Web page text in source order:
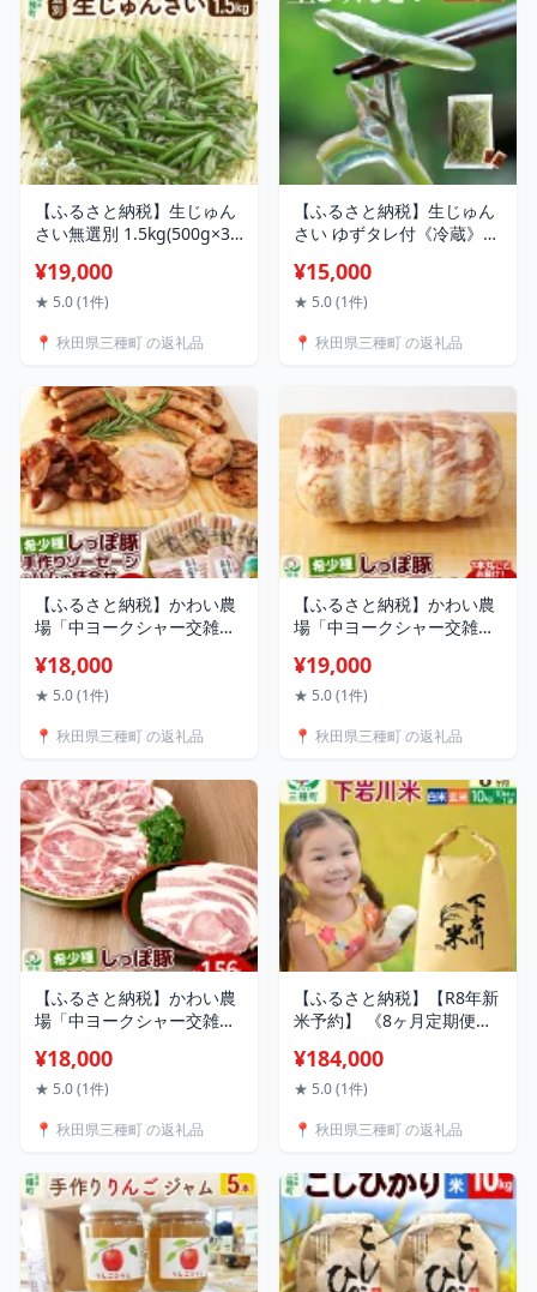
【ふるさと納税】生じゅん
さい無選別 1.5kg(500g×3
旬(収穫後)から7月末、順次
発送予定）朝採りして当日
サイ 朝採り 秋田]
¥19,000
★ 5.0 (1件)
📍 秋田県三種町 の返礼品
【ふるさと納税】生じゅん
さい ゆずタレ付《冷蔵》
4kg】（2026年5月上旬
頃〜7月下旬までに発送予
先行予約 秋田県産 三種町
¥15,000
★ 5.0 (1件)
📍 秋田県三種町 の返礼品
【ふるさと納税】かわい農
場「中ヨークシャー交雑
ム詰合せ しっぽ豚 [国産 ソ
ーセージ ハム 詰め合わせ
元 お歳暮 しっぽ豚]
¥18,000
★ 5.0 (1件)
📍 秋田県三種町 の返礼品
【ふるさと納税】かわい農
場「中ヨークシャー交雑
ぽ豚 [国産 ハム ギフト ド
イツ式 燻製 お中元 お歳暮
¥19,000
★ 5.0 (1件)
📍 秋田県三種町 の返礼品
【ふるさと納税】かわい農
場「中ヨークシャー交雑
類、3〜4人分） しっぽ豚
[国産 焼肉 お取り寄せ しっ
¥18,000
★ 5.0 (1件)
📍 秋田県三種町 の返礼品
【ふるさと納税】【R8年新
米予約】 《8ヶ月定期便》
ち 10kg (10kg×1袋) 秋田県
三種町産 令和8年産 下岩川
¥184,000
★ 5.0 (1件)
📍 秋田県三種町 の返礼品